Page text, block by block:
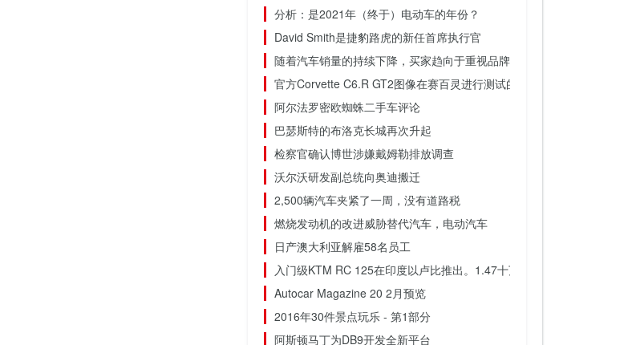
分析：是2021年（终于）电动车的年份？
David Smith是捷豹路虎的新任首席执行官
随着汽车销量的持续下降，买家趋向于重视品牌
官方Corvette C6.R GT2图像在赛百灵进行测试的当天
阿尔法罗密欧蜘蛛二手车评论
巴瑟斯特的布洛克长城再次升起
检察官确认博世涉嫌戴姆勒排放调查
沃尔沃研发副总统向奥迪搬迁
2,500辆汽车夹紧了一周，没有道路税
燃烧发动机的改进威胁替代汽车，电动汽车
日产澳大利亚解雇58名员工
入门级KTM RC 125在印度以卢比推出。1.47十万
Autocar Magazine 20 2月预览
2016年30件景点玩乐 - 第1部分
阿斯顿马丁为DB9开发全新平台